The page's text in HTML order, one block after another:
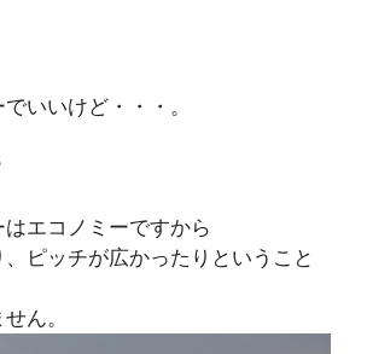
いいけど・・・。
エコノミーですから
ピッチが広かったりということ
ん。